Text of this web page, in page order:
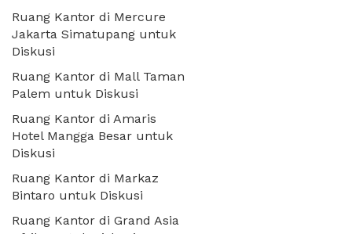
Ruang Kantor di Mercure
Jakarta Simatupang untuk
Diskusi
Ruang Kantor di Mall Taman
Palem untuk Diskusi
Ruang Kantor di Amaris
Hotel Mangga Besar untuk
Diskusi
Ruang Kantor di Markaz
Bintaro untuk Diskusi
Ruang Kantor di Grand Asia